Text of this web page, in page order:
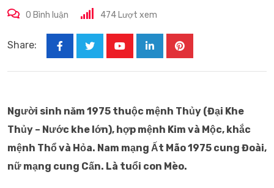
0 Bình luận 474 Lượt xem
Share:
LinkedInPinterest
Người sinh năm 1975 thuộc mệnh Thủy (Đại Khe
Thủy – Nước khe lớn), hợp mệnh Kim và Mộc, khắc
mệnh Thổ và Hỏa. Nam mạng Ất Mão 1975 cung Đoài,
nữ mạng cung Cấn. Là tuổi con Mèo.